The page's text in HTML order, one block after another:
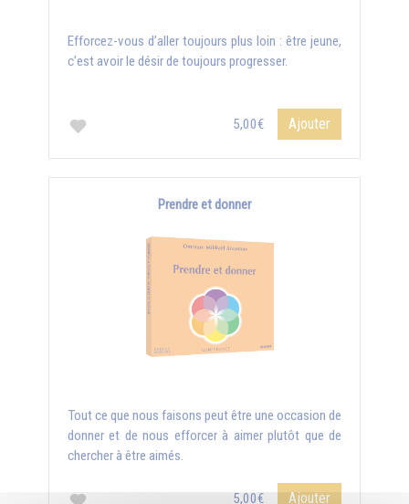
Efforcez-vous d’aller toujours plus loin : être jeune,
c’est avoir le désir de toujours progresser.
5,00€ Ajouter
Prendre et donner
Tout ce que nous faisons peut être une occasion de
donner et de nous efforcer à aimer plutôt que de
chercher à être aimés.
5,00€ Ajouter